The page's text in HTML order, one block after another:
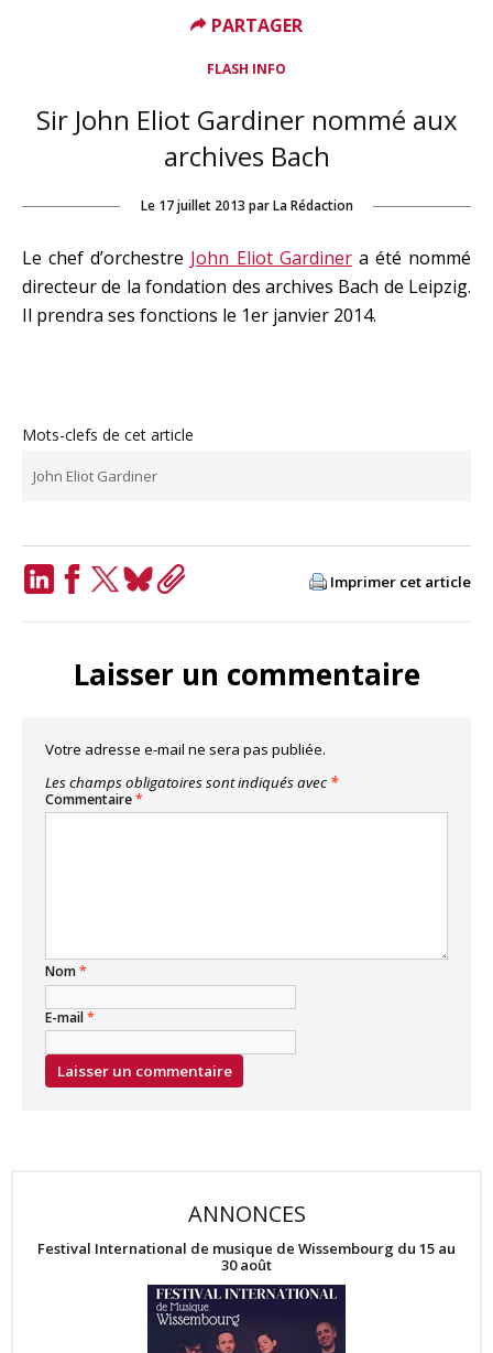
FLASH INFO
Sir John Eliot Gardiner nommé aux
archives Bach
Le 17 juillet 2013 par La Rédaction
Le chef d’orchestre John Eliot Gardinera été nommé
directeur de la fondation des archives Bach de Leipzig.
Il prendra ses fonctions le 1er janvier 2014.
PARTAGER
Mots-clefs de cet article
John Eliot Gardiner
Imprimer cet article
Laisser un commentaire
Votre adresse e-mail ne sera pas publiée.
Les champs obligatoires sont indiqués avec *
Commentaire*
Nom*
E-mail*
ANNONCES
Festival International de musique de Wissembourg du 15 au
30 août